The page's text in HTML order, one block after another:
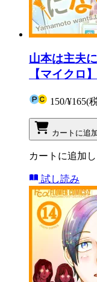
山本は主夫
【マイクロ
150/¥165(
カートに追
カートに追加
試し読み